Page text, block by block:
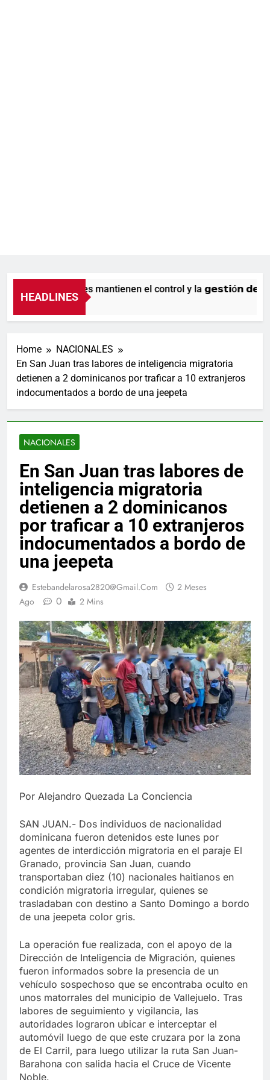
HEADLINES
Nuestros agentes mantienen el control y la 𝗴𝗲𝘀𝘁𝗶ó𝗻 𝗱𝗲𝗹
11 Horas Ago
Home
NACIONALES
En San Juan tras labores de inteligencia migratoria
detienen a 2 dominicanos por traficar a 10 extranjeros
indocumentados a bordo de una jeepeta
NACIONALES
En San Juan tras labores de
inteligencia migratoria
detienen a 2 dominicanos
por traficar a 10 extranjeros
indocumentados a bordo de
una jeepeta
Estebandelarosa2820@gmail.com
2 Meses
Ago
0 2 Mins
Por Alejandro Quezada La Conciencia
SAN JUAN.- Dos individuos de nacionalidad
dominicana fueron detenidos este lunes por
agentes de interdicción migratoria en el paraje El
Granado, provincia San Juan, cuando
transportaban diez (10) nacionales haitianos en
condición migratoria irregular, quienes se
trasladaban con destino a Santo Domingo a bordo
de una jeepeta color gris.
La operación fue realizada, con el apoyo de la
Dirección de Inteligencia de Migración, quienes
fueron informados sobre la presencia de un
vehículo sospechoso que se encontraba oculto en
unos matorrales del municipio de Vallejuelo. Tras
labores de seguimiento y vigilancia, las
autoridades lograron ubicar e interceptar el
automóvil luego de que este cruzara por la zona
de El Carril, para luego utilizar la ruta San Juan-
Barahona con salida hacia el Cruce de Vicente
Noble.